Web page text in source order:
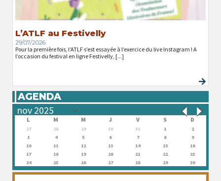
L’ATLF au Festivelly
29/07/2026
Pour la première fois, l’ATLF s’est essayée à l’exercice du live Instagram ! A
l’occasion du festival en ligne Festivelly, [...]
AGENDA
L M M J V S D
27 28 29 30 31 1
2
3
4 5 6 7 8
9
10
11 12 13 14 15
16
17
18 19 20 21 22
23
24
25 26 27 28 29 30